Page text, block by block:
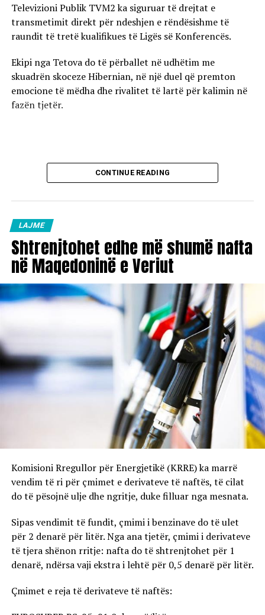
Televizioni Publik TVM2 ka siguruar të drejtat e
transmetimit direkt për ndeshjen e rëndësishme të
raundit të tretë kualifikues të Ligës së Konferencës.
Ekipi nga Tetova do të përballet në udhëtim me
skuadrën skoceze Hibernian, në një duel që premton
emocione të mëdha dhe rivalitet të lartë për kalimin në
fazën tjetër.
CONTINUE READING
LAJME
Shtrenjtohet edhe më shumë nafta
në Maqedoninë e Veriut
Komisioni Rregullor për Energjetikë (KRRE) ka marrë
vendim të ri për çmimet e derivateve të naftës, të cilat
do të pësojnë ulje dhe ngritje, duke filluar nga mesnata.
Sipas vendimit të fundit, çmimi i benzinave do të ulet
për 2 denarë për litër. Nga ana tjetër, çmimi i derivateve
të tjera shënon rritje: nafta do të shtrenjtohet për 1
denarë, ndërsa vaji ekstra i lehtë për 0,5 denarë për litër.
Çmimet e reja të derivateve të naftës: